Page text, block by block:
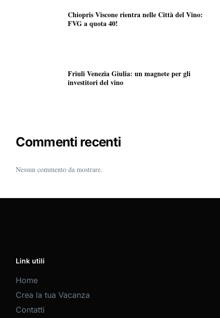
Chiopris Viscone rientra nelle Città del Vino:
FVG a quota 40!
Friuli Venezia Giulia: un magnete per gli
investitori del vino
Commenti recenti
Nessun commento da mostrare.
Link utili
Home
Crea la tua Vacanza
Contatti